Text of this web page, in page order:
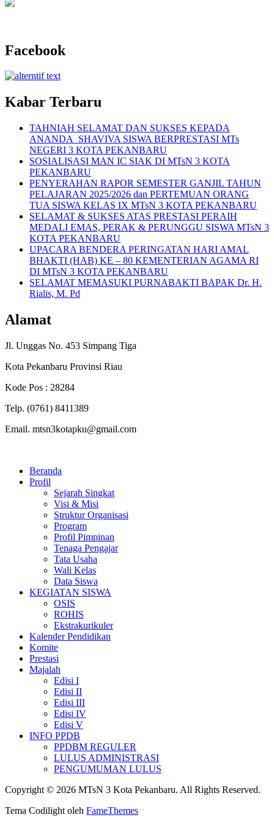
Facebook
Kabar Terbaru
TAHNIAH SELAMAT DAN SUKSES KEPADA
ANANDA SHAVIVA SISWA BERPRESTASI MTs
NEGERI 3 KOTA PEKANBARU
SOSIALISASI MAN IC SIAK DI MTsN 3 KOTA
PEKANBARU
PENYERAHAN RAPOR SEMESTER GANJIL TAHUN
PELAJARAN 2025/2026 dan PERTEMUAN ORANG
TUA SISWA KELAS IX MTsN 3 KOTA PEKANBARU
SELAMAT & SUKSES ATAS PRESTASI PERAIH
MEDALI EMAS, PERAK & PERUNGGU SISWA MTsN 3
KOTA PEKANBARU
UPACARA BENDERA PERINGATAN HARI AMAL
BHAKTI (HAB) KE – 80 KEMENTERIAN AGAMA RI
DI MTsN 3 KOTA PEKANBARU
SELAMAT MEMASUKI PURNABAKTI BAPAK Dr. H.
Rialis, M. Pd
Alamat
Jl. Unggas No. 453 Simpang Tiga
Kota Pekanbaru Provinsi Riau
Kode Pos : 28284
Telp. (0761) 8411389
Email. mtsn3kotapku@gmail.com
Beranda
Profil
Sejarah Singkat
Visi & Misi
Struktur Organisasi
Program
Profil Pimpinan
Tenaga Pengajar
Tata Usaha
Wali Kelas
Data Siswa
KEGIATAN SISWA
OSIS
ROHIS
Ekstrakurikuler
Kalender Pendidikan
Komite
Prestasi
Majalah
Edisi I
Edisi II
Edisi III
Edisi IV
Edisi V
INFO PPDB
PPDBM REGULER
LULUS ADMINISTRASI
PENGUMUMAN LULUS
Copyright © 2026 MTsN 3 Kota Pekanbaru. All Rights Reserved.
Tema Codilight oleh FameThemes